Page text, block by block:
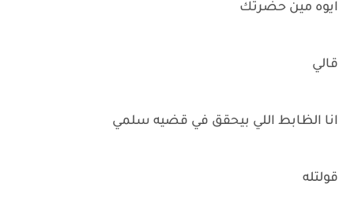
ايوه مين حضرتك
قالي
انا الظابط اللي بيحقق في قضيه سلمي
قولتله